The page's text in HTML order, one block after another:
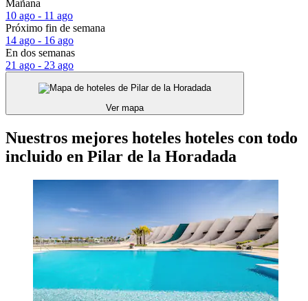
Mañana
10 ago - 11 ago
Próximo fin de semana
14 ago - 16 ago
En dos semanas
21 ago - 23 ago
Ver mapa
Nuestros mejores hoteles hoteles con todo
incluido en Pilar de la Horadada